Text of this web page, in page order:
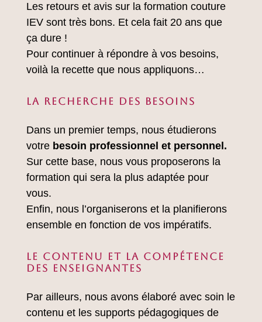
Les retours et avis sur la formation couture
IEV sont très bons. Et cela fait 20 ans que
ça dure !
Pour continuer à répondre à vos besoins,
voilà la recette que nous appliquons…
LA RECHERCHE DES BESOINS
Dans un premier temps, nous étudierons
votrebesoin professionnel et personnel.
Sur cette base, nous vous proposerons la
formation qui sera la plus adaptée pour
vous.
Enfin, nous l’organiserons et la planifierons
ensemble en fonction de vos impératifs.
LE CONTENU ET LA COMPÉTENCE
DES ENSEIGNANTES
Par ailleurs, nous avons élaboré avec soin le
contenu et les supports pédagogiques de